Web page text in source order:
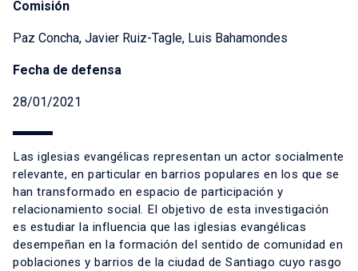
Comisión
Paz Concha, Javier Ruiz-Tagle, Luis Bahamondes
Fecha de defensa
28/01/2021
Las iglesias evangélicas representan un actor socialmente
relevante, en particular en barrios populares en los que se
han transformado en espacio de participación y
relacionamiento social. El objetivo de esta investigación
es estudiar la influencia que las iglesias evangélicas
desempeñan en la formación del sentido de comunidad en
poblaciones y barrios de la ciudad de Santiago cuyo rasgo